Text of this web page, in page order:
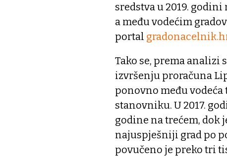
sredstva u 2019.
a među vodećim
portal
Tako se, prema
izvršenju proračuna
ponovno među
stanovniku. U 2017.
godine na trećem, dok
najuspješniji grad po
povučeno je preko tri